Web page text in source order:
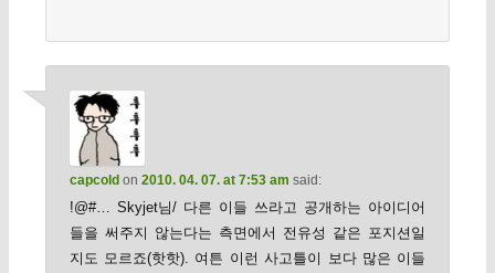
capcoldon 2010. 04. 07. at 7:53 am said:
!@#… Skyjet님/ 다른 이들 쓰라고 공개하는 아이디어
들을 써주지 않는다는 측면에서 전유성 같은 포지션일
지도 모르죠(핫핫). 여튼 이런 사고틀이 보다 많은 이들